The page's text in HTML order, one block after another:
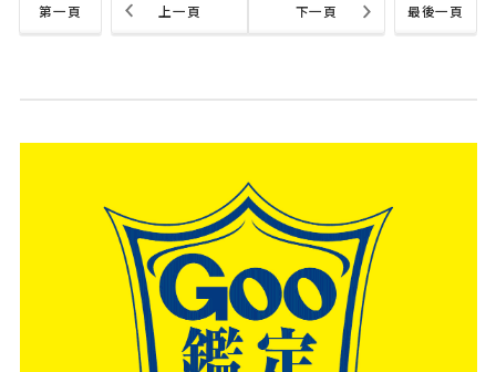
第一頁 最後一頁
上一頁 下一頁